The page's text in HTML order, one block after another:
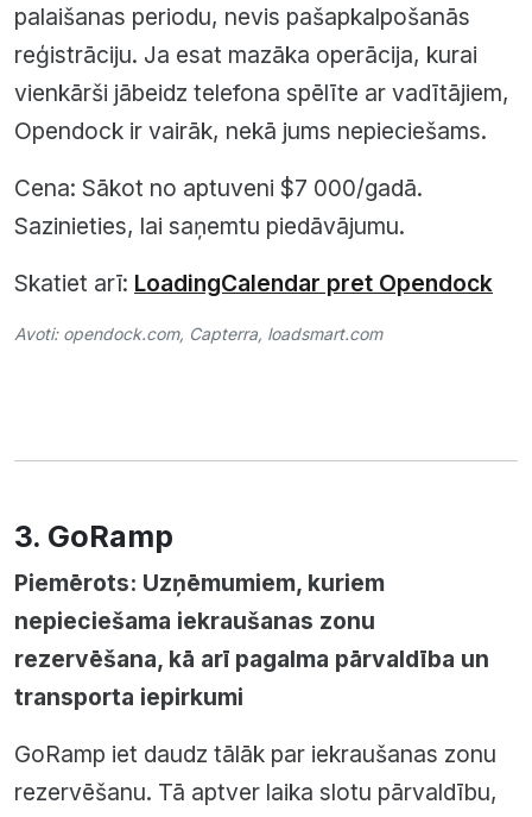
palaišanas periodu, nevis pašapkalpošanās
reģistrāciju. Ja esat mazāka operācija, kurai
vienkārši jābeidz telefona spēlīte ar vadītājiem,
Opendock ir vairāk, nekā jums nepieciešams.
Cena: Sākot no aptuveni $7 000/gadā.
Sazinieties, lai saņemtu piedāvājumu.
Skatiet arī: LoadingCalendar pret Opendock
Avoti: opendock.com, Capterra, loadsmart.com
3. GoRamp
Piemērots: Uzņēmumiem, kuriem
nepieciešama iekraušanas zonu
rezervēšana, kā arī pagalma pārvaldība un
transporta iepirkumi
GoRamp iet daudz tālāk par iekraušanas zonu
rezervēšanu. Tā aptver laika slotu pārvaldību,